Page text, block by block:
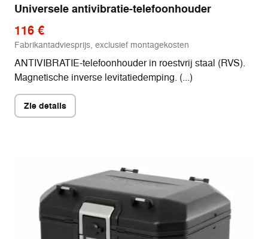
Universele antivibratie-telefoonhouder
116 €
Fabrikantadviesprijs, exclusief montagekosten
ANTIVIBRATIE-telefoonhouder in roestvrij staal (RVS).
Magnetische inverse levitatiedemping. (...)
Zie details